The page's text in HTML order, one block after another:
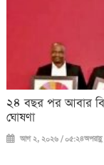
২৪ বছর পর আবার
ঘোষণা
আগ ২, ২০২৬ / ০৫:২৪অপরাহ্ণ